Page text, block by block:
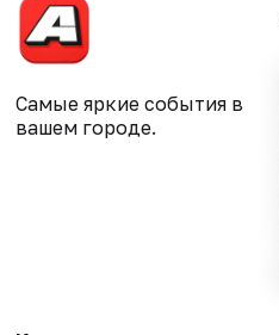
Самые яркие события в
вашем городе.